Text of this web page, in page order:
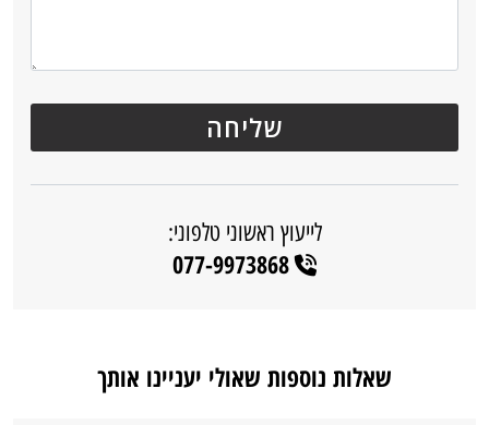
לייעוץ ראשוני טלפוני:
077-9973868
שאלות נוספות שאולי יעניינו אותך